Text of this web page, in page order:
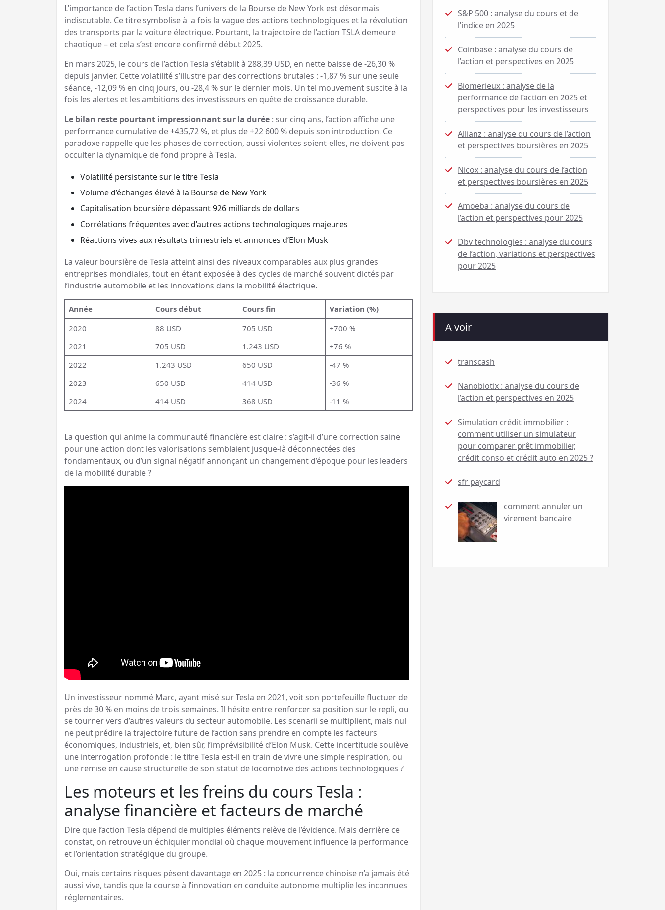
L’importance de l’action Tesla dans l’univers de la Bourse de New York est désormais
indiscutable. Ce titre symbolise à la fois la vague des actions technologiques et la révolution
des transports par la voiture électrique. Pourtant, la trajectoire de l’action TSLA demeure
chaotique – et cela s’est encore confirmé début 2025.
En mars 2025, le cours de l’action Tesla s’établit à 288,39 USD, en nette baisse de -26,30 %
depuis janvier. Cette volatilité s’illustre par des corrections brutales : -1,87 % sur une seule
séance, -12,09 % en cinq jours, ou -28,4 % sur le dernier mois. Un tel mouvement suscite à la
fois les alertes et les ambitions des investisseurs en quête de croissance durable.
Le bilan reste pourtant impressionnant sur la durée : sur cinq ans, l’action affiche une
performance cumulative de +435,72 %, et plus de +22 600 % depuis son introduction. Ce
paradoxe rappelle que les phases de correction, aussi violentes soient-elles, ne doivent pas
occulter la dynamique de fond propre à Tesla.
Volatilité persistante sur le titre Tesla
Volume d’échanges élevé à la Bourse de New York
Capitalisation boursière dépassant 926 milliards de dollars
Corrélations fréquentes avec d’autres actions technologiques majeures
Réactions vives aux résultats trimestriels et annonces d’Elon Musk
La valeur boursière de Tesla atteint ainsi des niveaux comparables aux plus grandes
entreprises mondiales, tout en étant exposée à des cycles de marché souvent dictés par
l’industrie automobile et les innovations dans la mobilité électrique.
Année Cours début Cours fin
Variation (%)
2020
88 USD 705 USD
+700 %
2021
705 USD 1.243 USD
+76 %
2022
1.243 USD 650 USD
-47 %
2023
650 USD 414 USD
-36 %
2024
414 USD 368 USD -11 %
La question qui anime la communauté financière est claire : s’agit-il d’une correction saine
pour une action dont les valorisations semblaient jusque-là déconnectées des
fondamentaux, ou d’un signal négatif annonçant un changement d’époque pour les leaders
de la mobilité durable ?
Un investisseur nommé Marc, ayant misé sur Tesla en 2021, voit son portefeuille fluctuer de
près de 30 % en moins de trois semaines. Il hésite entre renforcer sa position sur le repli, ou
se tourner vers d’autres valeurs du secteur automobile. Les scenarii se multiplient, mais nul
ne peut prédire la trajectoire future de l’action sans prendre en compte les facteurs
économiques, industriels, et, bien sûr, l’imprévisibilité d’Elon Musk. Cette incertitude soulève
une interrogation profonde : le titre Tesla est-il en train de vivre une simple respiration, ou
une remise en cause structurelle de son statut de locomotive des actions technologiques ?
Les moteurs et les freins du cours Tesla :
analyse financière et facteurs de marché
Dire que l’action Tesla dépend de multiples éléments relève de l’évidence. Mais derrière ce
constat, on retrouve un échiquier mondial où chaque mouvement influence la performance
et l’orientation stratégique du groupe.
Oui, mais certains risques pèsent davantage en 2025 : la concurrence chinoise n’a jamais été
aussi vive, tandis que la course à l’innovation en conduite autonome multiplie les inconnues
réglementaires.
S&P 500 : analyse du cours et de
l’indice en 2025
Coinbase : analyse du cours de
l’action et perspectives en 2025
Biomerieux : analyse de la
performance de l’action en 2025 et
perspectives pour les investisseurs
Allianz : analyse du cours de l’action
et perspectives boursières en 2025
Nicox : analyse du cours de l’action
et perspectives boursières en 2025
Amoeba : analyse du cours de
l’action et perspectives pour 2025
Dbv technologies : analyse du cours
de l’action, variations et perspectives
pour 2025
A voir
transcash
Nanobiotix : analyse du cours de
l’action et perspectives en 2025
Simulation crédit immobilier :
comment utiliser un simulateur
pour comparer prêt immobilier,
crédit conso et crédit auto en 2025 ?
sfr paycard
comment annuler un
virement bancaire